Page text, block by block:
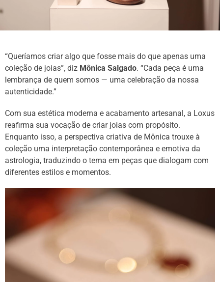
“Queríamos criar algo que fosse mais do que apenas uma
coleção de joias”, diz Mônica Salgado. “Cada peça é uma
lembrança de quem somos — uma celebração da nossa
autenticidade.”
Com sua estética moderna e acabamento artesanal, a Loxus
reafirma sua vocação de criar joias com propósito.
Enquanto isso, a perspectiva criativa de Mônica trouxe à
coleção uma interpretação contemporânea e emotiva da
astrologia, traduzindo o tema em peças que dialogam com
diferentes estilos e momentos.